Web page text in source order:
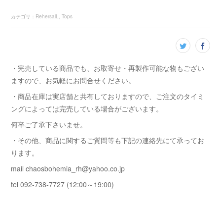
カテゴリ ： RehersalL Tops
・完売している商品でも、お取寄せ・再製作可能な物もござい
ますので、お気軽にお問合せください。
・商品在庫は実店舗と共有しておりますので、ご注文のタイミ
ングによっては完売している場合がございます。
何卒ご了承下さいませ。
・その他、商品に関するご質問等も下記の連絡先にて承ってお
ります。
mail chaosbohemia_rh@yahoo.co.jp
tel 092-738-7727 (12:00～19:00)